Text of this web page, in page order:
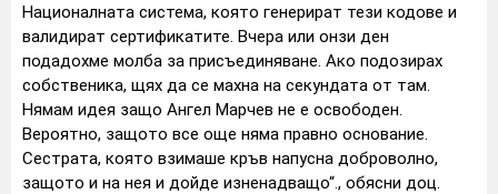
Националната система, която генерират тези кодове и
валидират сертификатите. Вчера или онзи ден
подадохме молба за присъединяване. Ако подозирах
собственика, щях да се махна на секундата от там.
Нямам идея защо Ангел Марчев не е освободен.
Вероятно, защото все още няма правно основание.
Сестрата, която взимаше кръв напусна доброволно,
защото и на нея и дойде изненадващо“., обясни доц.